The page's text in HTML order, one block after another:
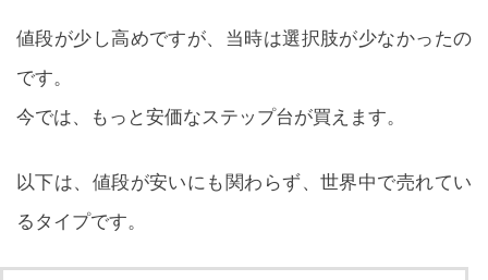
値段が少し高めですが、当時は選択肢が少なかったの
です。
今では、もっと安価なステップ台が買えます。
以下は、値段が安いにも関わらず、世界中で売れてい
るタイプです。